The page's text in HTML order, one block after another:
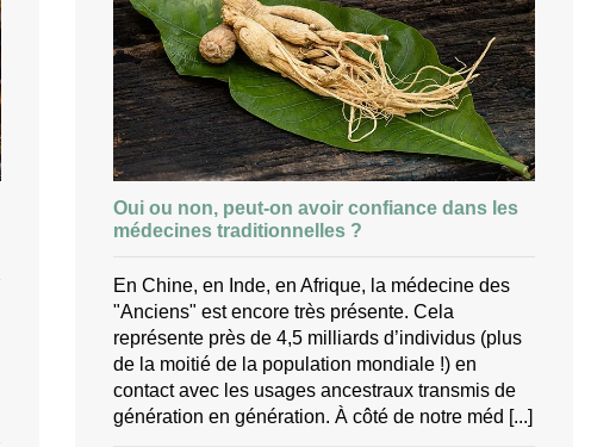
Oui ou non, peut-on avoir confiance dans les
médecines traditionnelles ?
En Chine, en Inde, en Afrique, la médecine des
"Anciens" est encore très présente. Cela
représente près de 4,5 milliards d’individus (plus
de la moitié de la population mondiale !) en
contact avec les usages ancestraux transmis de
génération en génération. À côté de notre méd [...]